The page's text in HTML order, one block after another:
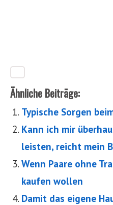
Ähnliche Beiträge:
Typische Sorgen
Kann ich mir
leisten, reicht mein
Wenn Paare ohne
kaufen wollen
Damit das eigene